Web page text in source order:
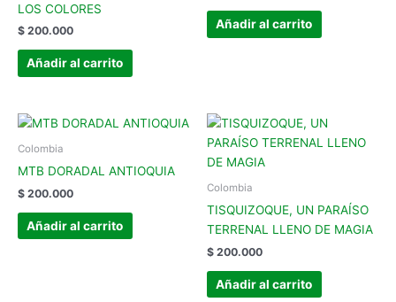
LOS COLORES
$ 200.000
Añadir al carrito
Añadir al carrito
Colombia
MTB DORADAL ANTIOQUIA
$ 200.000
Añadir al carrito
Colombia
TISQUIZOQUE, UN PARAÍSO
TERRENAL LLENO DE MAGIA
$ 200.000
Añadir al carrito